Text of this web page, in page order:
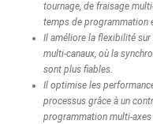
tournage, de fraisage
temps de programmation
Il améliore la flexibilité
multi-canaux, où la
sont plus fiables.
Il optimise les
processus grâce à un
programmation multi-